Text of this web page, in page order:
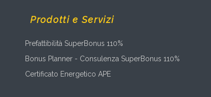
Prodotti e Servizi
Prefattibilità SuperBonus 110%
Bonus Planner - Consulenza SuperBonus 110%
Certificato Energetico APE